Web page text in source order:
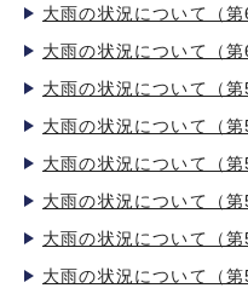
大雨の状況について（第
大雨の状況について（第
大雨の状況について（第
大雨の状況について（第
大雨の状況について（第
大雨の状況について（第
大雨の状況について（第
大雨の状況について（第